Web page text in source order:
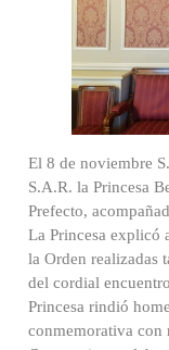
El 8 de noviembre
S.A.R. la Princesa
Prefecto,
La Princesa explicó
la Orden realizadas
del cordial
Princesa rindió
conmemorativa